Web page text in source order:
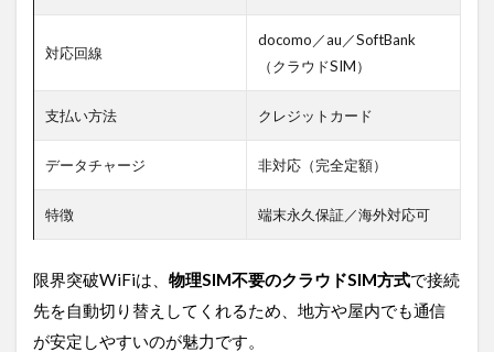
対応回線
docomo／au／SoftBank
（クラウドSIM）
支払い方法 クレジットカード
データチャージ 非対応（完全定額）
特徴 端末永久保証／海外対応可
限界突破WiFiは、 物理SIM不要のクラウドSIM方式で接続
先を自動切り替えしてくれるため、地方や屋内でも通信
が安定しやすいのが魅力です。